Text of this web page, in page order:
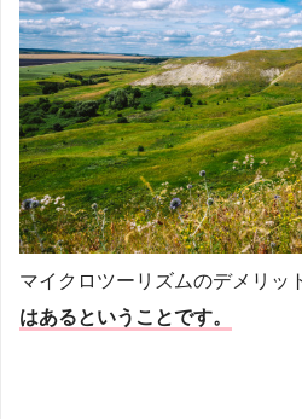
マイクロツーリズムのデメリッ
はあるということです。